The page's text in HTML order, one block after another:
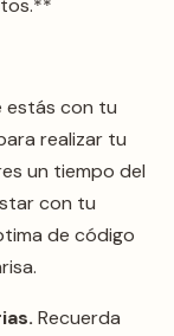
estás con tu
realizar tu
un tiempo del
con tu
de código
Recuerda